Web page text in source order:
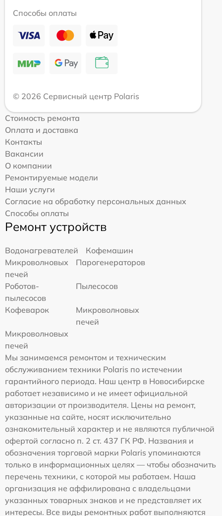
Способы оплаты
© 2026 Сервисный центр Polaris
Стоимость ремонта
Оплата и доставка
Контакты
Вакансии
О компании
Ремонтируемые модели
Наши услуги
Согласие на обработку персональных данных
Способы оплаты
Ремонт устройств
Водонагревателей
Кофемашин
Микроволновых
печей
Парогенераторов
Роботов-
пылесосов
Пылесосов
Кофеварок
Микроволновых
печей
Микроволновых
печей
Мы занимаемся ремонтом и техническим
обслуживанием техники Polaris по истечении
гарантийного периода. Наш центр в Новосибирске
работает независимо и не имеет официальной
авторизации от производителя. Цены на ремонт,
указанные на сайте, носят исключительно
ознакомительный характер и не являются публичной
офертой согласно п. 2 ст. 437 ГК РФ. Названия и
обозначения торговой марки Polaris упоминаются
только в информационных целях — чтобы обозначить
перечень техники, с которой мы работаем. Наша
организация не аффилирована с владельцами
указанных товарных знаков и не представляет их
интересы. Все виды ремонтных работ выполняются